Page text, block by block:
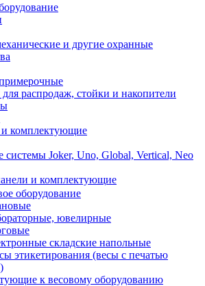
и другие охранные
распродаж, стойки и накопители
комплектующие
системы Joker, Uno, Global, Vertical, Neo
и комплектующие
оборудование
ювелирные
складские напольные
этикетирования (весы с печатью
к весовому оборудованию